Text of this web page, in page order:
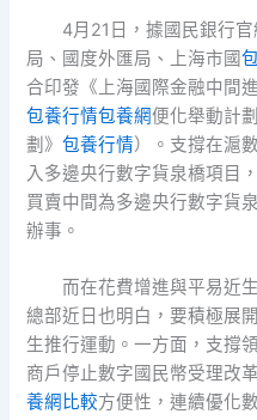
4月21日，據國民銀行
局、國度外匯局、上海市國
合印發《上海國際金融中間
包養行情包養網便化舉動計
劃》包養行情）。支撐在滬
入多邊央行數字貨泉橋項目
買賣中間為多邊央行數字貨
辦事。
而在花費增進與平易近
總部近日也明白，要積極展
生推行運動。一方面，支撐
商戶停止數字國民幣受理改
養網比較方便性，連續優化